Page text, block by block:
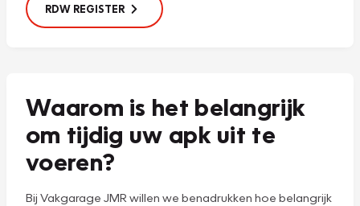
RDW REGISTER
Waarom is het belangrijk
om tijdig uw apk uit te
voeren?
Bij Vakgarage JMR willen we benadrukken hoe belangrijk